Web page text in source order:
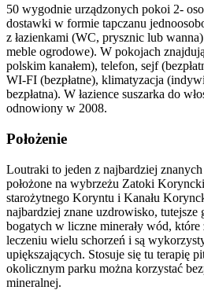
50 wygodnie urządzonych pokoi 2-
dostawki w formie tapczanu
z łazienkami (WC, prysznic lub
meble ogrodowe). W pokojach
polskim kanałem), telefon, sejf
WI-FI (bezpłatne), klimatyzacja
bezpłatna). W łazience suszarka do
odnowiony w 2008.
Położenie
Loutraki to jeden z najbardziej
położone na wybrzeżu Zatoki
starożytnego Koryntu i Kanału
najbardziej znane uzdrowisko, tutejsze
bogatych w liczne minerały wód,
leczeniu wielu schorzeń i są
upiększających. Stosuje się tu terapię
okolicznym parku można korzystać
mineralnej.